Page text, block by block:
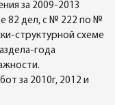
за 2009-2013
82 дел, с № 222 по №
структурной схеме
года
за 2010г, 2012 и